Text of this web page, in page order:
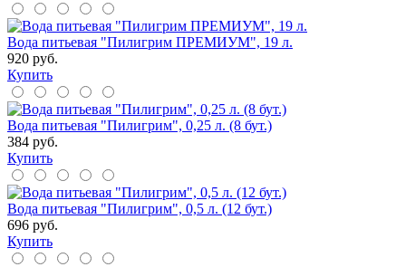
Вода питьевая "Пилигрим ПРЕМИУМ", 19 л.
920 руб.
Купить
Вода питьевая "Пилигрим", 0,25 л. (8 бут.)
384 руб.
Купить
Вода питьевая "Пилигрим", 0,5 л. (12 бут.)
696 руб.
Купить